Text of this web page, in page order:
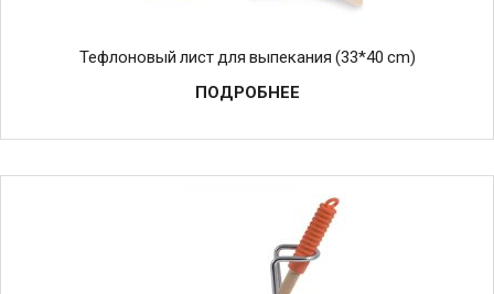
Тефлоновый лист для выпекания (33*40 cm)
ПОДРОБНЕЕ